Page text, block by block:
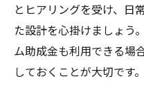
シニア向けリ
デア
老後も安心で
ォーム
とヒアリングを受け、日
た設計を心掛けましょう
ム助成金も利用できる場
しておくことが大切です。